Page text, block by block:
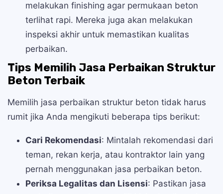
melakukan finishing agar permukaan beton
terlihat rapi. Mereka juga akan melakukan
inspeksi akhir untuk memastikan kualitas
perbaikan.
Tips Memilih Jasa Perbaikan Struktur
Beton Terbaik
Memilih jasa perbaikan struktur beton tidak harus
rumit jika Anda mengikuti beberapa tips berikut:
Cari Rekomendasi: Mintalah rekomendasi dari
teman, rekan kerja, atau kontraktor lain yang
pernah menggunakan jasa perbaikan beton.
Periksa Legalitas dan Lisensi: Pastikan jasa